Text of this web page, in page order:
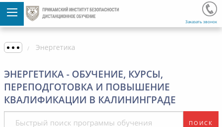
Заказать звонок
Энергетика
ЭНЕРГЕТИКА - ОБУЧЕНИЕ, КУРСЫ,
ПЕРЕПОДГОТОВКА И ПОВЫШЕНИЕ
КВАЛИФИКАЦИИ В КАЛИНИНГРАДЕ
ПОИСК